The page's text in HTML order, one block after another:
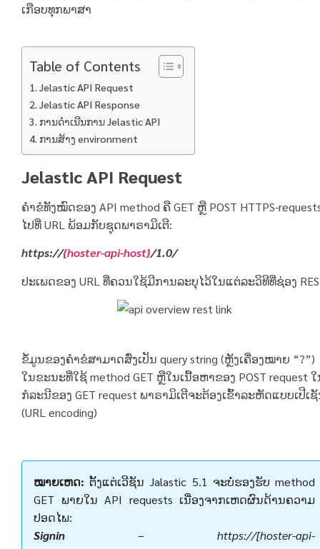
ເກືອບທຸກພາສາ
Table of Contents
Jelastic API Request
Jelastic API Response
ການດໍາເນີນການ Jelastic API
ການສ້າງ environment
Jelastic API Request
ຄໍາຂໍທັງໝົດຂອງ API method ຄື GET ຫຼື POST HTTPS-
ໄປທີ່ URL ພ້ອມກັບຊຸດພາຣາມິເຕີ:
https://{hoster-api-host}/1.0/
ປະເພດຂອງ URL ທີ່ຄວນໃຊ້ມີການລະບຸໄວ້ໃນແຕ່ລະວິທີທີ່ຊ່ອງ
ຂໍ້ມູນຂອງຄໍາຂໍສາມາດສົ່ງເປັນ query string (ຫຼັງເຄື່ອງໝາຍ “?”)
ໃນຂະນະທີ່ໃຊ້ method GET ຫຼືໃນເນື້ອຫາຂອງ POST request
ກໍລະນີຂອງ GET request ພາຣາມິເຕີຈະຕ້ອງເຂົ້າລະຫັດແບບເປີເ
(URL encoding)
ໝາຍເຫດ: ຕັ້ງແຕ່ເວີຊັນ Jalastic 5.1 ຈະບໍ່ຮອງຮັບ method
GET ພາຍໃນ API requests ເນື່ອງຈາກເຫດຜົນດ້ານຄວາມ
ປອດໄພ:
Signin – https://[hoster-api-